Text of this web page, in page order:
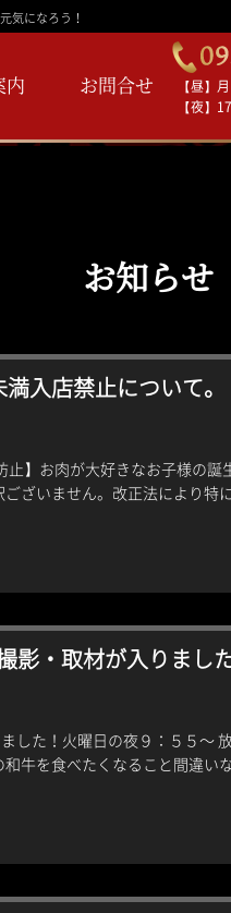
気になろう！
内 お問合せ
【昼】
【夜】
お知らせ
入店禁止について。
止】お肉が大好きなお子様の
ざいません。改正法により特
影・取材が入りまし
した！火曜日の夜９：５５〜
和牛を食べたくなること間違